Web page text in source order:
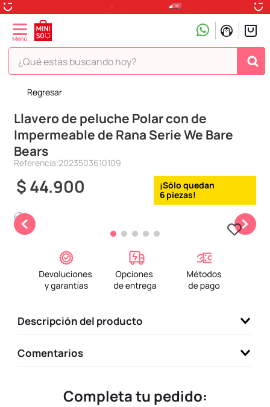
¿Qué estás buscando hoy?
Regresar
Llavero de peluche Polar con de
Impermeable de Rana Serie We Bare
Bears
Referencia:2023503610109
$44.900 6
Descripción del producto
Comentarios
Completa tu pedido:
TÉRMINOS MÁS BUSCADOS
1 .
peluche
.
hello kitty
3.
snoopy
4.
ositos cariñositos
6 .
disney
toy story
llaveros